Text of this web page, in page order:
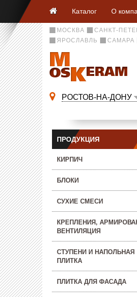
Каталог О
МОСКВА САНКТ-
ЯРОСЛАВЛЬ
САМАРА
РОСТОВ-НА-ДОНУ
ПРОДУКЦИЯ
КИРПИЧ
БЛОКИ
СУХИЕ СМЕСИ
КРЕПЛЕНИЯ,
ВЕНТИЛЯЦИЯ
СТУПЕНИ И НАПОЛЬНАЯ
ПЛИТКА
ПЛИТКА ДЛЯ ФАСАДА